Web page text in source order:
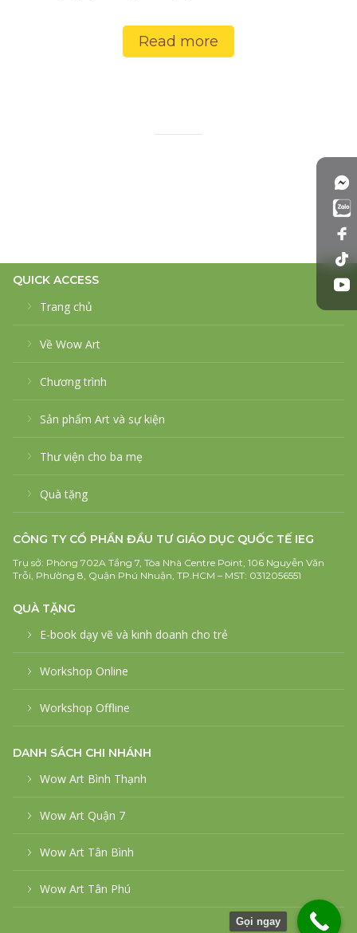
Read more
QUICK ACCESS
Trang chủ
Về Wow Art
Chương trình
Sản phẩm Art và sự kiện
Thư viện cho ba mẹ
Quà tặng
CÔNG TY CỔ PHẦN ĐẦU TƯ GIÁO DỤC QUỐC TẾ IEG
Trụ sở: Phòng 702A Tầng 7, Tòa Nhà Centre Point, 106 Nguyễn Văn
Trỗi, Phường 8, Quận Phú Nhuận, TP.HCM – MST: 0312056551
QUÀ TẶNG
E-book dạy vẽ và kinh doanh cho trẻ
Workshop Online
Workshop Offline
DANH SÁCH CHI NHÁNH
Wow Art Bình Thạnh
Wow Art Quận 7
Wow Art Tân Bình
Wow Art Tân Phú
Gọi ngay